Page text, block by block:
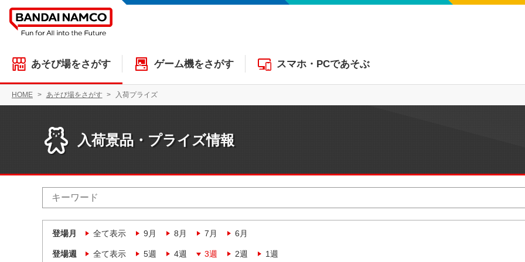
あそび場をさがす ゲーム機をさがす スマホ・PCであそぶ
HOME あそび場をさがす 入荷プライズ
入荷景品・プライズ情報
登場月 全て表示 9月 8月 7月 6月
登場週 全て表示 5週 4週 3週 2週 1週